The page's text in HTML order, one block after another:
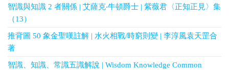
智識與知識 2 者關係 | 艾薩克‧牛頓爵士 | 紫薇君〈正知正見〉集
（13）
推背圖 50 象金聖嘆註解 | 水火相戰/時窮則變 | 李淳風袁天罡合
著
智識、知識、常識五識解說 | Wisdom Knowledge Common